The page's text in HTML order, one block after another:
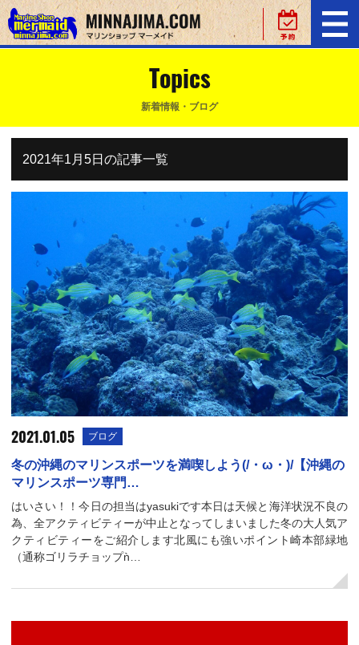
Topics
新着情報・ブログ
2021年1月5日の記事一覧
2021.01.05 ブログ
冬の沖縄のマリンスポーツを満喫しよう(/・ω・)/【沖縄の
マリンスポーツ専門…
はいさい！！今日の担当はyasukiです本日は天候と海洋状況不良の
為、全アクティビティーが中止となってしまいました冬の大人気ア
クティビティーをご紹介します北風にも強いポイント崎本部緑地
（通称ゴリラチョップǹ…